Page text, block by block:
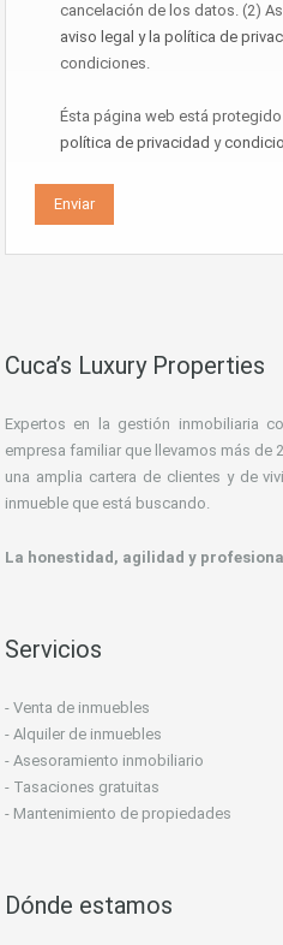
cancelación de los datos. (2)
aviso legal y la política de
condiciones.
Ésta página web está protegido
política de privacidad y
Cuca’s Luxury Properties
Expertos en la gestión inmobiliaria
empresa familiar que llevamos más de
una amplia cartera de clientes y de
inmueble que está buscando.
La honestidad, agilidad y
Servicios
- Venta de inmuebles
- Alquiler de inmuebles
- Asesoramiento inmobiliario
- Tasaciones gratuitas
- Mantenimiento de propiedades
Dónde estamos